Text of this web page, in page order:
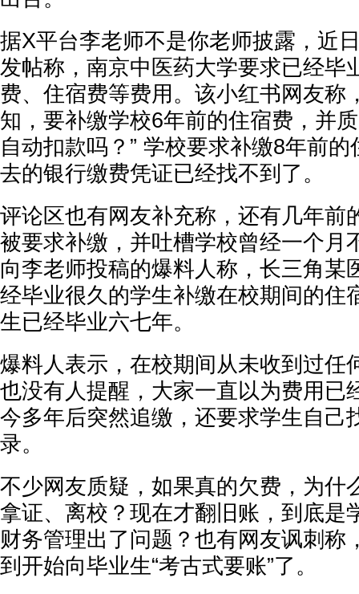
据X平台李老师不是你老师披露，近
发帖称，南京中医药大学要求已经毕
费、住宿费等费用。该小红书网友称
知，要补缴学校6年前的住宿费，并
自动扣款吗？” 学校要求补缴8年前
去的银行缴费凭证已经找不到了。
评论区也有网友补充称，还有几年前
被要求补缴，并吐槽学校曾经一个月
向李老师投稿的爆料人称，长三角某
经毕业很久的学生补缴在校期间的住
生已经毕业六七年。
爆料人表示，在校期间从未收到过任
也没有人提醒，大家一直以为费用已
今多年后突然追缴，还要求学生自己
录。
不少网友质疑，如果真的欠费，为什
拿证、离校？现在才翻旧账，到底是
财务管理出了问题？也有网友讽刺称
到开始向毕业生“考古式要账”了。